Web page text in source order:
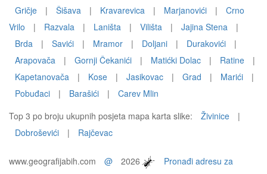
Gričje
| Šišava | Kravarevica | Marjanovići |
Crno
Vrilo
| Razvala | Laništa | Vilišta | Jajina Stena
|
Brda
| Savići | Mramor | Doljani | Durakovići
|
Arapovača
| Gornji Čekanići | Matićki Dolac | Ratine
|
Kapetanovača
| Kose | Jasikovac | Grad | Marići
|
Pobuđaci
| Barašići |
Carev Mlin
Top 3 po broju ukupnih posjeta mapa karta slike:
Živinice
|
Dobroševići
| Rajčevac
www.geografijabih.com @ 2026
Pronađi adresu za